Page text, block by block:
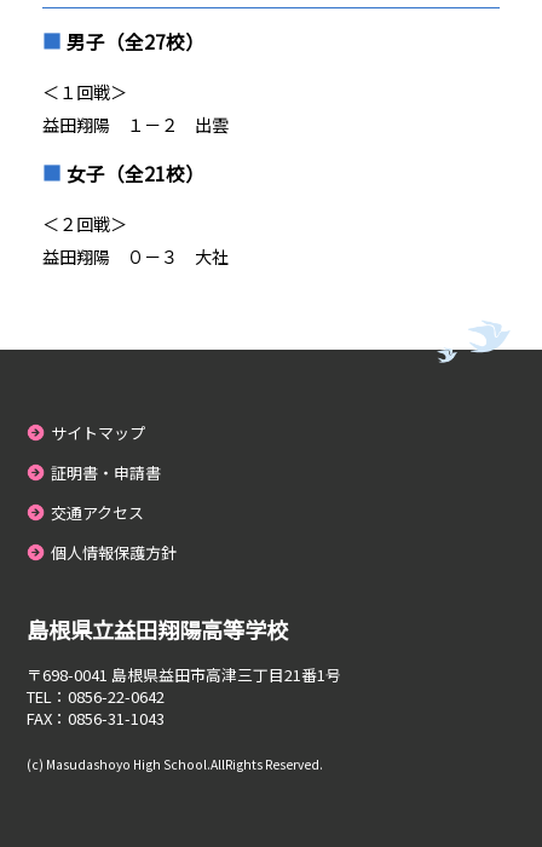
男子（全27校）
＜１回戦＞
益田翔陽 １－２ 出雲
女子（全21校）
＜２回戦＞
益田翔陽 ０－３ 大社
サイトマップ
証明書・申請書
交通アクセス
個人情報保護方針
島根県立益田翔陽高等学校
〒698-0041 島根県益田市高津三丁目21番1号
TEL：0856-22-0642
FAX：0856-31-1043
(c) Masudashoyo High School.AllRights Reserved.